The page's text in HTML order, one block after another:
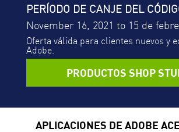
PERÍODO DE CANJE DEL
November 16, 2021 to 15 de
Oferta válida para clientes nuevos y
Adobe.
PRODUCTOS SHOP
APLICACIONES DE ADOBE